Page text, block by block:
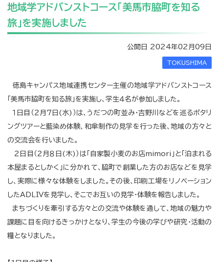
地域学アドバンストコース「美馬市脇町を知る
旅」を実施しました
公開日 2024年02月09日
TOKUSHIMA
徳島キャンパス地域連携センター主催の地域学アドバンストコース
「美馬市脇町を知る旅」を実施し、学生４名が参加しました。
１日目（２月７日(水)）は、うだつの町並み・吉野川などを巡るポタリ
ングツアーと藍染め体験、和傘制作の見学を行った後、地域の方々と
の交流会を行いました。
２日目（２月８日(木)）は「自家製小麦のお店mimori」と「泊まれる
本屋まるとしかく」に分かれて、脇町で創業した方のお店などを見学
し、実際に様々な体験をしました。その後、印刷工場をリノベーション
したADLIVを見学し、そこでお互いの見学・体験を報告しました。
まちづくりを牽引する方々との交流や体験を通して、地域の魅力や
課題に目を向けるきっかけとなり、学生の今後の学びや研究・活動の
糧となりました。